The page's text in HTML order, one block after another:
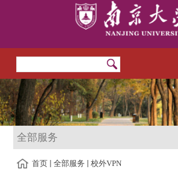
全部服务
首页 全部服务 校外VPN